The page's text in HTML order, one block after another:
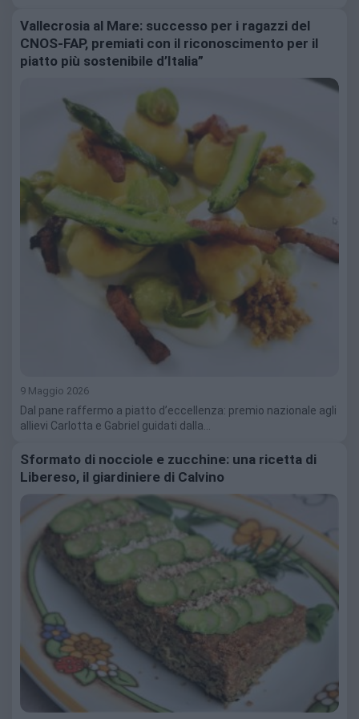
Vallecrosia al Mare: successo per i ragazzi del
CNOS-FAP, premiati con il riconoscimento per il
piatto più sostenibile d’Italia”
9 Maggio 2026
Dal pane raffermo a piatto d’eccellenza: premio nazionale agli
allievi Carlotta e Gabriel guidati dalla…
Sformato di nocciole e zucchine: una ricetta di
Libereso, il giardiniere di Calvino